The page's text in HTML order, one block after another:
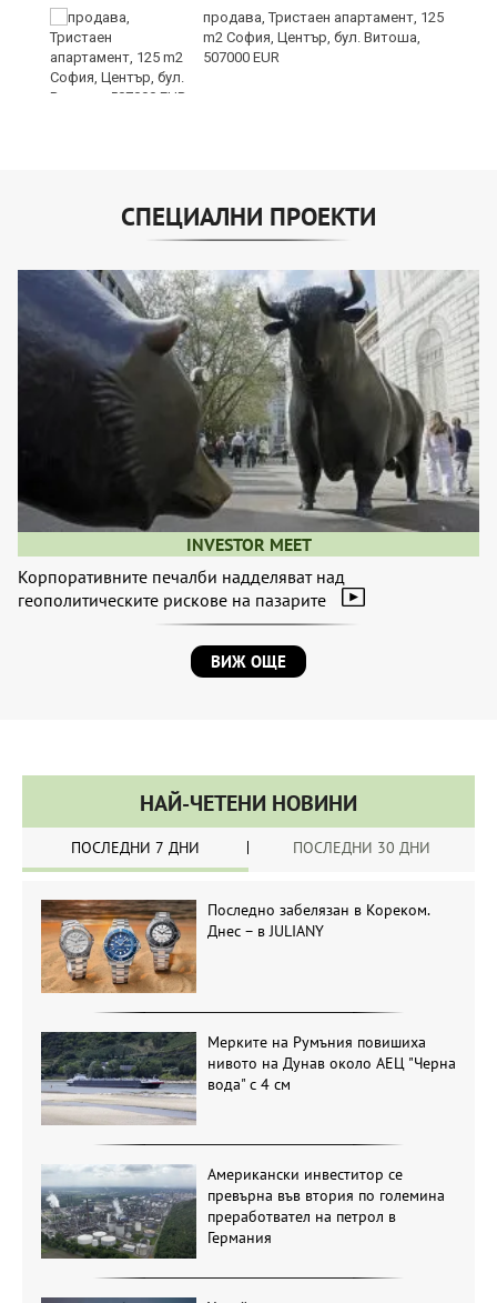
продава, Тристаен апартамент, 125
m2 София, Център, бул. Витоша,
507000 EUR
СПЕЦИАЛНИ ПРОЕКТИ
INVESTOR MEET
Корпоративните печалби надделяват над
геополитическите рискове на пазарите
ВИЖ ОЩЕ
НАЙ-ЧЕТЕНИ НОВИНИ
ПОСЛЕДНИ 7 ДНИ ПОСЛЕДНИ 30 ДНИ
Последно забелязан в Кореком.
Днес – в JULIANY
Мерките на Румъния повишиха
нивото на Дунав около АЕЦ "Черна
вода" с 4 см
Американски инвеститор се
превърна във втория по големина
преработвател на петрол в
Германия